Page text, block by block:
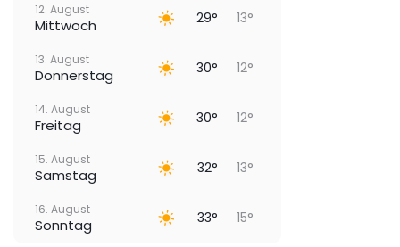
12. August
Mittwoch 29° 13°
13. August
Donnerstag 30° 12°
14. August
Freitag 30° 12°
15. August
Samstag 32° 13°
16. August
Sonntag 33° 15°